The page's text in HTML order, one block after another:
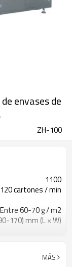
envases de
ZH-100
1100
cartones / min
Entre 60-70 g / m2
170) mm (L × W)
0,75
MÁS